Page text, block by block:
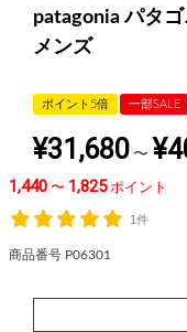
patagonia パタ
メンズ
ポイント5倍 一部SALE
¥31,680 〜 ¥
1,440 〜 1,825 ポイント
1件
商品番号 P06301